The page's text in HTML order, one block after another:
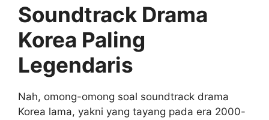
Soundtrack Drama
Korea Paling
Legendaris
Nah, omong-omong soal soundtrack drama
Korea lama, yakni yang tayang pada era 2000-